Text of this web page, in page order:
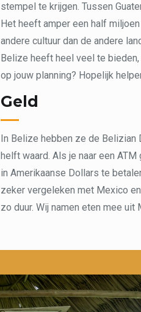
stempel te krijgen. Tussen
Het heeft amper een half
andere cultuur dan de andere
Belize heeft heel veel te
op jouw planning? Hopelijk
Geld
In Belize hebben ze de Belizian
helft waard. Als je naar een
in Amerikaanse Dollars te
zeker vergeleken met Mexico
zo duur. Wij namen eten mee